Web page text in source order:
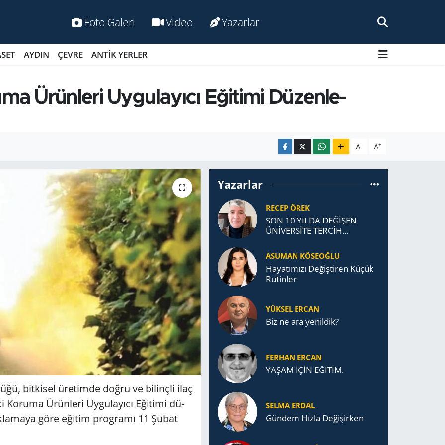
Foto Galeri Video Yazarlar
AYDIN ÇEVRE ANTİK YERLER
Ürün­le­ri Uy­gu­la­yı­cı Eği­ti­mi Dü­zen­le­
A- A+
bit­ki­sel üre­tim­de doğru ve bi­linç­li ilaç
Ko­ru­ma Ürün­le­ri Uy­gu­la­yı­cı Eği­ti­mi dü­
göre eği­tim prog­ra­mı 11 Şubat
Yazarlar
RECEP ÖREK
SON 10 YILDA DEĞİŞEN
ÜNİVERSİTE TERCİH
ASUMAN KÖSEOĞLU
Ha­ya­tı­mı­zı De­ğiş­ti­ren Küçük
Ru­tin­ler
YÜKSEL ERCAN
Biz ne ara yenildik?
FERHAN ERCAN
YAŞAM İÇİN EĞİTİM.
SELMA ERDAL
Gündem Hızla Değişirken